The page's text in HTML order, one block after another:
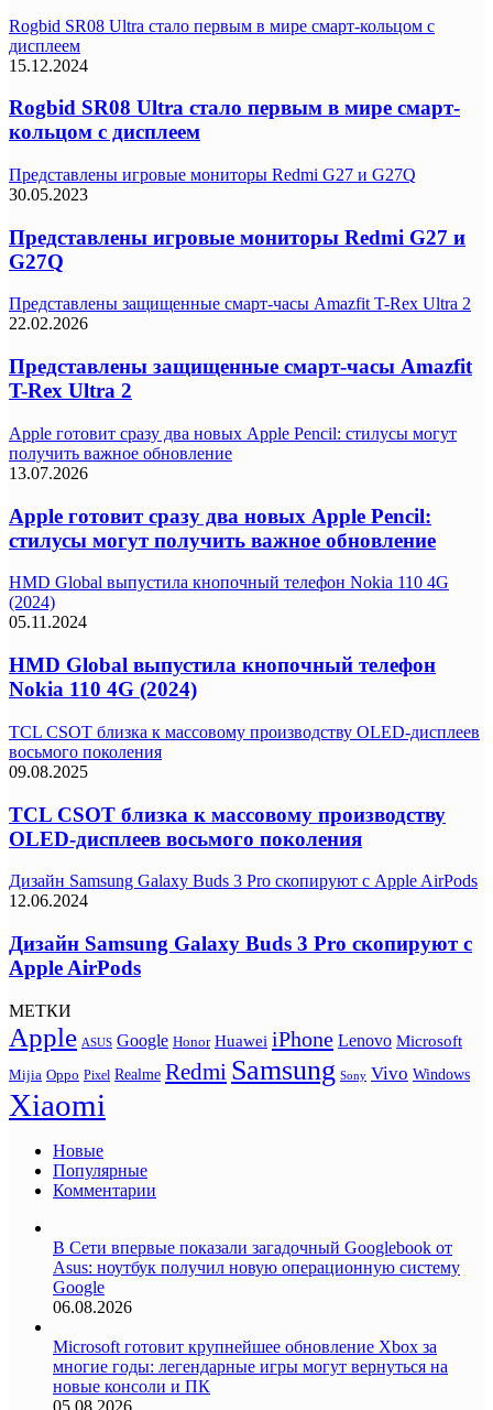
Rogbid SR08 Ultra стало первым в мире смарт-кольцом с
дисплеем
15.12.2024
Rogbid SR08 Ultra стало первым в мире смарт-
кольцом с дисплеем
Представлены игровые мониторы Redmi G27 и G27Q
30.05.2023
Представлены игровые мониторы Redmi G27 и
G27Q
Представлены защищенные смарт-часы Amazfit T-Rex Ultra 2
22.02.2026
Представлены защищенные смарт-часы Amazfit
T-Rex Ultra 2
Apple готовит сразу два новых Apple Pencil: стилусы могут
получить важное обновление
13.07.2026
Apple готовит сразу два новых Apple Pencil:
стилусы могут получить важное обновление
HMD Global выпустила кнопочный телефон Nokia 110 4G
(2024)
05.11.2024
HMD Global выпустила кнопочный телефон
Nokia 110 4G (2024)
TCL CSOT близка к массовому производству OLED-дисплеев
восьмого поколения
09.08.2025
TCL CSOT близка к массовому производству
OLED-дисплеев восьмого поколения
Дизайн Samsung Galaxy Buds 3 Pro скопируют с Apple AirPods
12.06.2024
Дизайн Samsung Galaxy Buds 3 Pro скопируют с
Apple AirPods
МЕТКИ
Apple ASUS Google Honor Huawei iPhone Lenovo Microsoft
Mijia Oppo Pixel Realme Redmi Samsung Sony Vivo Windows
Xiaomi
Новые
Популярные
Комментарии
В Сети впервые показали загадочный Googlebook от
Asus: ноутбук получил новую операционную систему
Google
06.08.2026
Microsoft готовит крупнейшее обновление Xbox за
многие годы: легендарные игры могут вернуться на
новые консоли и ПК
05.08.2026